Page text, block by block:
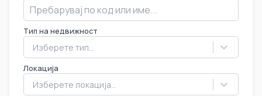
Тип на недвижност
Изберете тип...
Локација
Изберете локација...